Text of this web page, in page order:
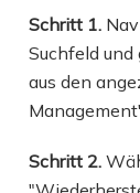
Schritt 1.
Suchfeld und
aus den
Schritt 2.